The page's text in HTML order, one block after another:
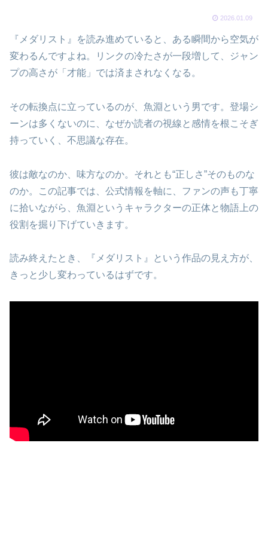
2026.01.09
『メダリスト』を読み進めていると、ある瞬間から空気が
変わるんですよね。リンクの冷たさが一段増して、ジャン
プの高さが「才能」では済まされなくなる。
その転換点に立っているのが、魚淵という男です。登場シ
ーンは多くないのに、なぜか読者の視線と感情を根こそぎ
持っていく、不思議な存在。
彼は敵なのか、味方なのか。それとも“正しさ”そのものな
のか。この記事では、公式情報を軸に、ファンの声も丁寧
に拾いながら、魚淵というキャラクターの正体と物語上の
役割を掘り下げていきます。
読み終えたとき、『メダリスト』という作品の見え方が、
きっと少し変わっているはずです。